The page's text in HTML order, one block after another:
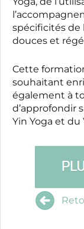
spécificités de
douces et
Cette
souhaitant
également à
d’approfondir
Yin Yoga et du